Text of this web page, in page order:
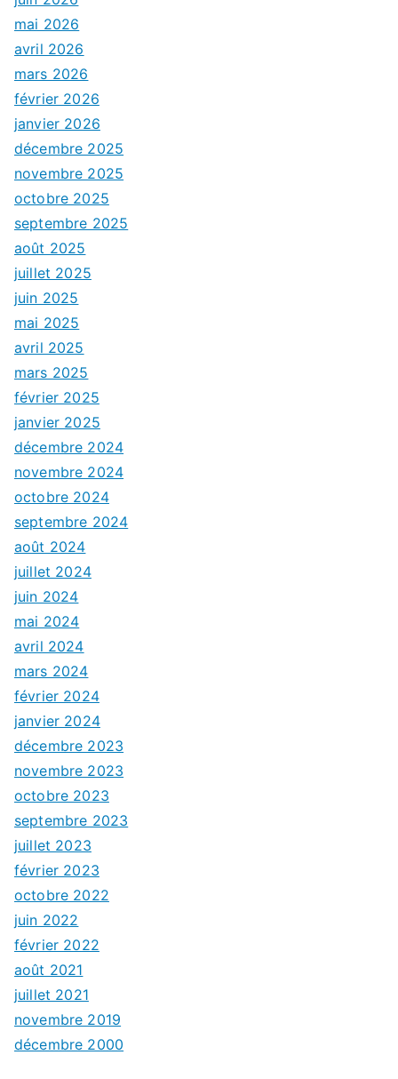
mai 2026
avril 2026
mars 2026
février 2026
janvier 2026
décembre 2025
novembre 2025
octobre 2025
septembre 2025
août 2025
juillet 2025
juin 2025
mai 2025
avril 2025
mars 2025
février 2025
janvier 2025
décembre 2024
novembre 2024
octobre 2024
septembre 2024
août 2024
juillet 2024
juin 2024
mai 2024
avril 2024
mars 2024
février 2024
janvier 2024
décembre 2023
novembre 2023
octobre 2023
septembre 2023
juillet 2023
février 2023
octobre 2022
juin 2022
février 2022
août 2021
juillet 2021
novembre 2019
décembre 2000